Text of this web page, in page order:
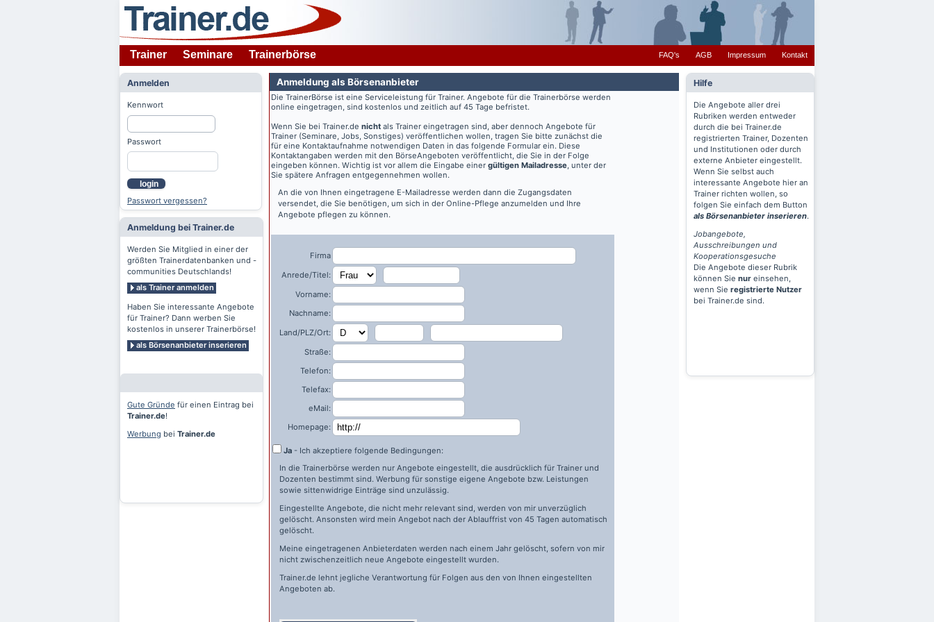
Trainer Seminare Trainerbörse FAQ's AGB Impressum Kontakt
Anmelden
Kennwort
Passwort
login
Passwort vergessen?
Anmeldung bei Trainer.de
Werden Sie Mitglied in einer der
größten Trainerdatenbanken und -
communities Deutschlands!
als Trainer anmelden
Haben Sie interessante Angebote
für Trainer? Dann werben Sie
kostenlos in unserer Trainerbörse!
als Börsenanbieter inserieren
Gute Gründe für einen Eintrag bei
Trainer.de!
Werbung bei Trainer.de
Hilfe
Die Angebote aller drei
Rubriken werden entweder
durch die bei Trainer.de
registrierten Trainer, Dozenten
und Institutionen oder durch
externe Anbieter eingestellt.
Wenn Sie selbst auch
interessante Angebote hier an
Trainer richten wollen, so
folgen Sie einfach dem Button
als Börsenanbieter inserieren.
Jobangebote,
Ausschreibungen und
Kooperationsgesuche
Die Angebote dieser Rubrik
können Sie nur einsehen,
wenn Sie registrierte Nutzer
bei Trainer.de sind.
Anmeldung als Börsenanbieter
Die TrainerBörse ist eine Serviceleistung für Trainer. Angebote für die Trainerbörse werden
online eingetragen, sind kostenlos und zeitlich auf 45 Tage befristet.
Wenn Sie bei Trainer.de nicht als Trainer eingetragen sind, aber dennoch Angebote für
Trainer (Seminare, Jobs, Sonstiges) veröffentlichen wollen, tragen Sie bitte zunächst die
für eine Kontaktaufnahme notwendigen Daten in das folgende Formular ein. Diese
Kontaktangaben werden mit den BörseAngeboten veröffentlicht, die Sie in der Folge
eingeben können. Wichtig ist vor allem die Eingabe einer gültigen Mailadresse, unter der
Sie spätere Anfragen entgegennehmen wollen.
An die von Ihnen eingetragene E-Mailadresse werden dann die Zugangsdaten
versendet, die Sie benötigen, um sich in der Online-Pflege anzumelden und Ihre
Angebote pflegen zu können.
Firma
Anrede/Titel:
Vorname:
Nachname:
Land/PLZ/Ort:
Straße:
Telefon:
Telefax:
eMail:
Homepage:
Ja - Ich akzeptiere folgende Bedingungen:
In die Trainerbörse werden nur Angebote eingestellt, die ausdrücklich für Trainer und
Dozenten bestimmt sind. Werbung für sonstige eigene Angebote bzw. Leistungen
sowie sittenwidrige Einträge sind unzulässig.
Eingestellte Angebote, die nicht mehr relevant sind, werden von mir unverzüglich
gelöscht. Ansonsten wird mein Angebot nach der Ablauffrist von 45 Tagen automatisch
gelöscht.
Meine eingetragenen Anbieterdaten werden nach einem Jahr gelöscht, sofern von mir
nicht zwischenzeitlich neue Angebote eingestellt wurden.
Trainer.de lehnt jegliche Verantwortung für Folgen aus den von Ihnen eingestellten
Angeboten ab.